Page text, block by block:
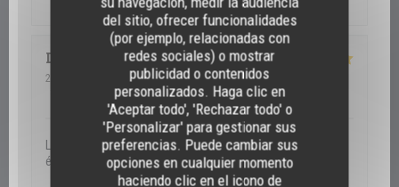
del sitio, ofrecer funcionalidades
(por ejemplo, relacionadas con
redes sociales) o mostrar
publicidad o contenidos
personalizados. Haga clic en
'Aceptar todo', 'Rechazar todo' o
'Personalizar' para gestionar sus
preferencias. Puede cambiar sus
opciones en cualquier momento
haciendo clic en el icono de
Danielle
2026-05-26
- 12:30 - Invitados 4
Ambiente: 5/5 Menú : 5/5 Calidad / Precio
Le menu était conforme à ce qui était prévu, et les plats
étaient délicieux .